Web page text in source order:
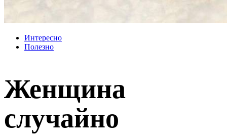
Интересно
Полезно
Женщина
случайно